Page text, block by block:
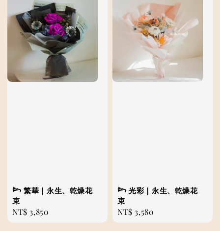
𓆸 繁華｜永生、乾燥花
束
Regular
price
NT$ 3,850
𓆸 光彩｜永生、乾燥花
束
Regular
price
NT$ 3,580